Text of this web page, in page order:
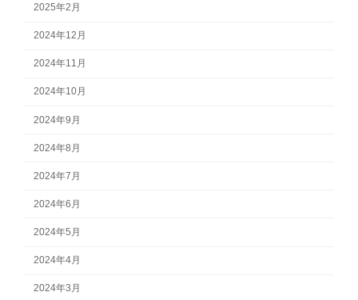
2025年2月
2024年12月
2024年11月
2024年10月
2024年9月
2024年8月
2024年7月
2024年6月
2024年5月
2024年4月
2024年3月